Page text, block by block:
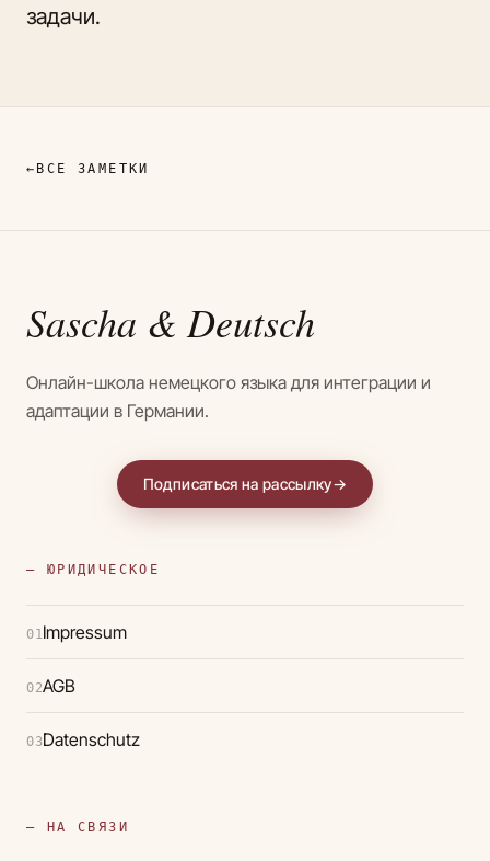
задачи.
← ВСЕ ЗАМЕТКИ
Sascha & Deutsch
Онлайн-школа немецкого языка для интеграции и
адаптации в Германии.
Подписаться на рассылку→
— ЮРИДИЧЕСКОЕ
01 Impressum
02AGB
03Datenschutz
— НА СВЯЗИ